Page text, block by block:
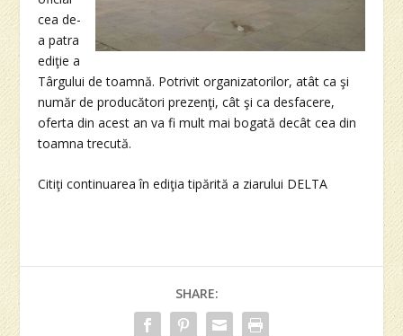
cea de-
a patra
ediţie a
Târgului de toamnă. Potrivit organizatorilor, atât ca şi
număr de producători prezenţi, cât şi ca desfacere,
oferta din acest an va fi mult mai bogată decât cea din
toamna trecută.
Citiţi continuarea în ediţia tipărită a ziarului DELTA
SHARE: